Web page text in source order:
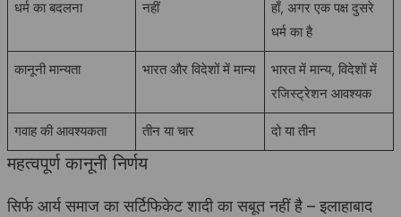
धर्म का बदलना नहीं
हाँ, अगर एक पक्ष दुसरे
धर्म का है
कानूनी मान्यता भारत और विदेशों में मान्य
भारत में मान्य, विदेशों में
रजिस्ट्रेशन आवश्यक
गवाह की आवश्यकता तीन या चार दो या तीन
महत्वपूर्ण कानूनी निर्णय
सिर्फ आर्य समाज का सर्टिफिकेट शादी का सबूत नहीं है – इलाहाबाद